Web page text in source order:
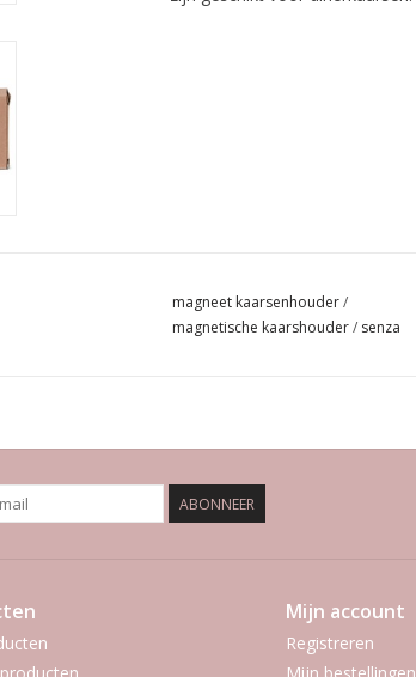
magneet kaarsenhouder/
magnetische kaarshouder/ senza
ABONNEER
Mijn account
Registreren
Mijn bestellingen